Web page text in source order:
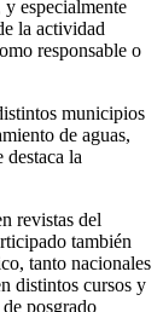
y especialmente
la actividad
responsable o
municipios
de aguas,
destaca la
revistas del
también
tanto nacionales
distintos cursos y
posgrado